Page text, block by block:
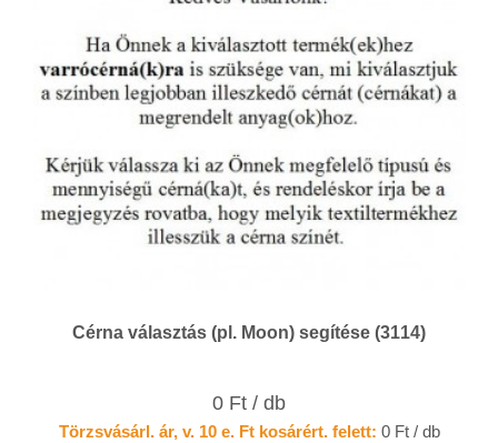
Cérna választás (pl. Moon) segítése (3114)
0 Ft / db
Törzsvásárl. ár, v. 10 e. Ft kosárért. felett: 0 Ft / db